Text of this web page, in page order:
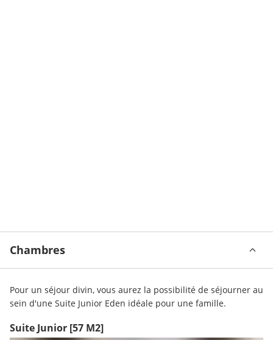
Chambres
Pour un séjour divin, vous aurez la possibilité de séjourner au
sein d'une Suite Junior Eden idéale pour une famille.
Suite Junior [57 M2]